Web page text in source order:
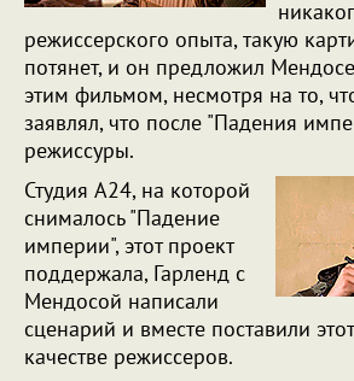
режиссерского опыта, такую
потянет, и он предложил Мендосе
этим фильмом, несмотря на то,
заявлял, что после "Падения
режиссуры.
Студия A24, на которой
снималось "Падение
империи", этот проект
поддержала, Гарленд с
Мендосой написали
сценарий и вместе поставили
качестве режиссеров.